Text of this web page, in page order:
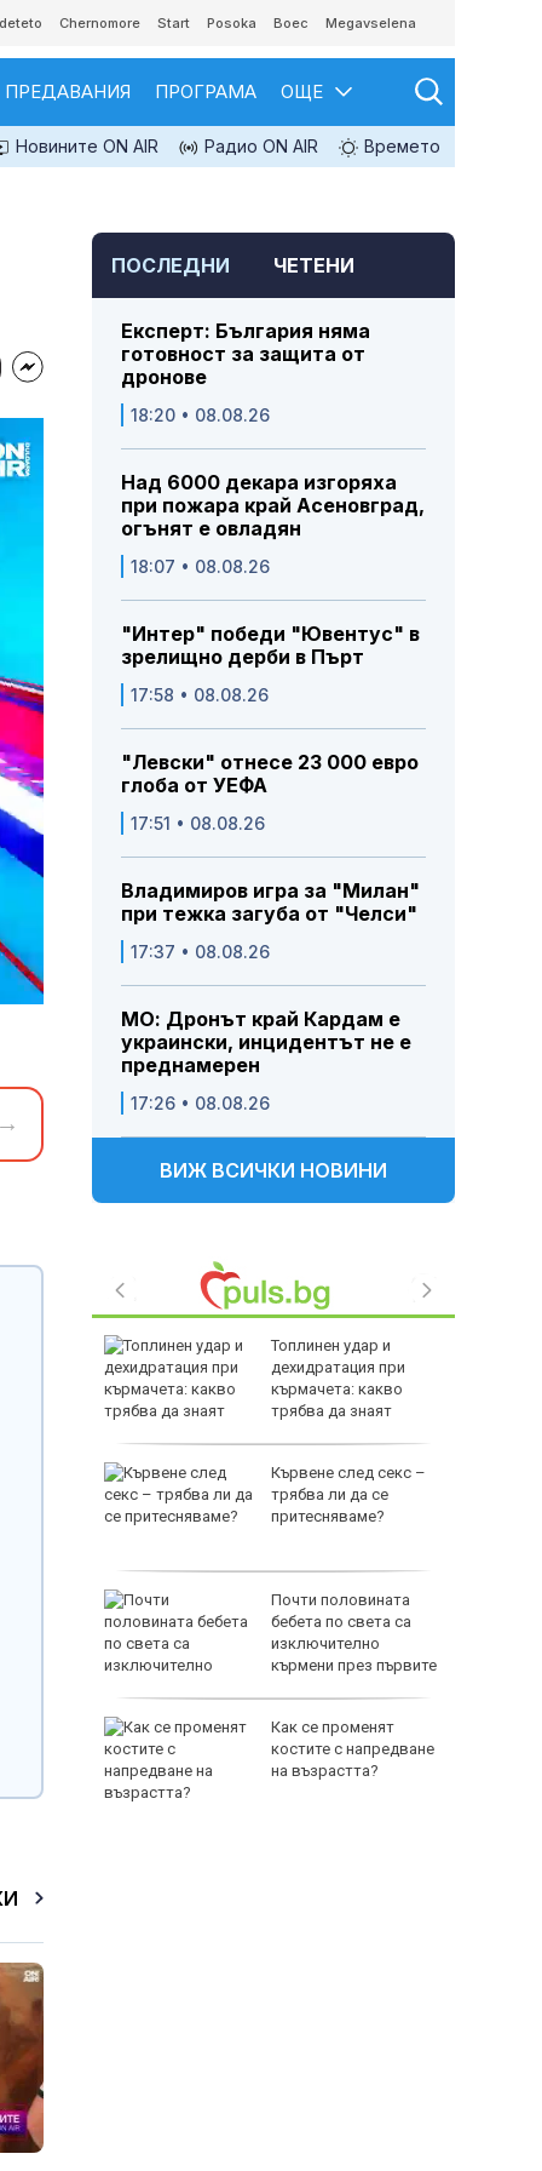
Chernomore Start Posoka Boec Megavselena
ПРЕДАВАНИЯ ПРОГРАМА ОЩЕ
Новините ON AIR Радио ON AIR Времето
→
ПОСЛЕДНИ ЧЕТЕНИ
Експерт: България няма
готовност за защита от
дронове
18:20 • 08.08.26
Над 6000 декара изгоряха
при пожара край Асеновград,
огънят е овладян
18:07 • 08.08.26
"Интер" победи "Ювентус" в
зрелищно дерби в Пърт
17:58 • 08.08.26
"Левски" отнесе 23 000 евро
глоба от УЕФА
17:51 • 08.08.26
Владимиров игра за "Милан"
при тежка загуба от "Челси"
17:37 • 08.08.26
МО: Дронът край Кардам е
украински, инцидентът не е
преднамерен
17:26 • 08.08.26
ВИЖ ВСИЧКИ НОВИНИ
Топлинен удар и
дехидратация при
кърмачета: какво
трябва да знаят
Кървене след секс –
трябва ли да се
притесняваме?
Почти половината
бебета по света са
изключително
кърмени през първите
Как се променят
костите с напредване
на възрастта?